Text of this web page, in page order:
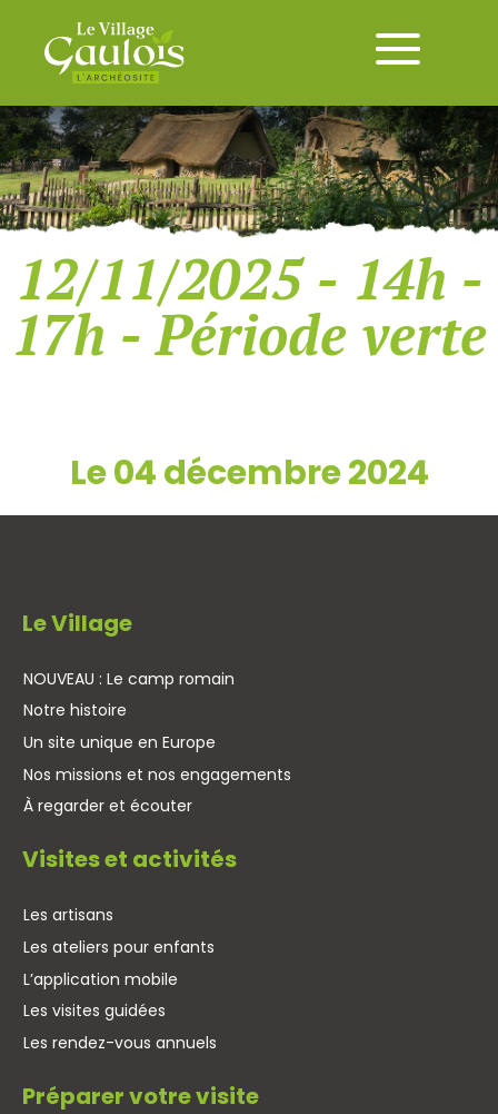
12/11/2025 - 14h -
17h - Période verte
Le 04 décembre 2024
Le Village
NOUVEAU : Le camp romain
Notre histoire
Un site unique en Europe
Nos missions et nos engagements
À regarder et écouter
Visites et activités
Les artisans
Les ateliers pour enfants
L’application mobile
Les visites guidées
Les rendez-vous annuels
Préparer votre visite